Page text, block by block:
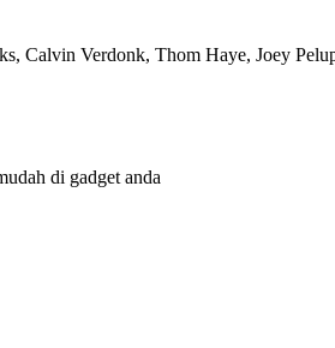
Verdonk, Thom Haye, Joey
di gadget anda